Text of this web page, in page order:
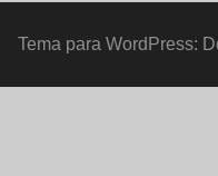
Tema para WordPress: